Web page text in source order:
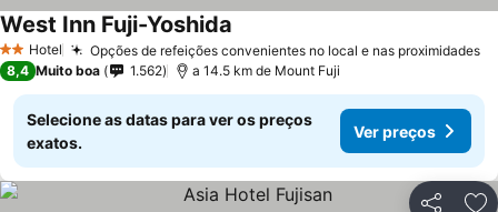
2 Estrelas
Hotel Opções de refeições convenientes no local e nas proximidades
West Inn Fuji-Yoshida
8,4 Muito boa 1.562 a 14.5 km de Mount Fuji
Selecione as datas para ver os preços
exatos.
Ver preços